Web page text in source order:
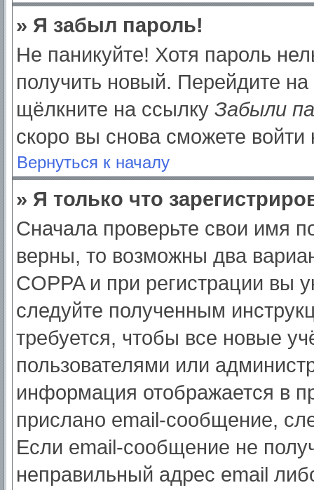
» Я забыл пароль!
Не паникуйте! Хотя пароль
получить новый. Перейдите
щёлкните на ссылку Забыли
скоро вы снова сможете
Вернуться к началу
» Я только что
Сначала проверьте свои имя
верны, то возможны два
COPPA и при регистрации вы
следуйте полученным
требуется, чтобы все новые
пользователями или
информация отображается в
прислано email-сообщение,
Если email-сообщение не
неправильный адрес email